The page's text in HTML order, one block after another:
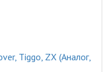
Tiggo, ZX (Аналог,